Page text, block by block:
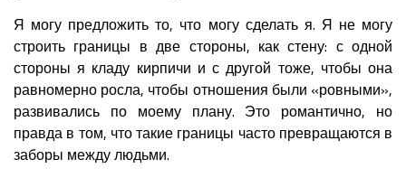
Я могу предложить то, что могу сделать я. Я не могу
строить границы в две стороны, как стену: с одной
стороны я кладу кирпичи и с другой тоже, чтобы она
равномерно росла, чтобы отношения были «ровными»,
развивались по моему плану. Это романтично, но
правда в том, что такие границы часто превращаются в
заборы между людьми.